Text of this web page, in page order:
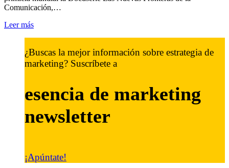
Comunicación,…
Leer más
¿Buscas la mejor información sobre estrategia de
marketing? Suscríbete a
esencia de marketing
newsletter
¡Apúntate!